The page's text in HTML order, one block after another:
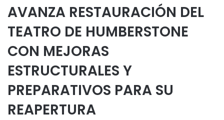
AVANZA RESTAURACIÓN DEL
TEATRO DE HUMBERSTONE
CON MEJORAS
ESTRUCTURALES Y
PREPARATIVOS PARA SU
REAPERTURA